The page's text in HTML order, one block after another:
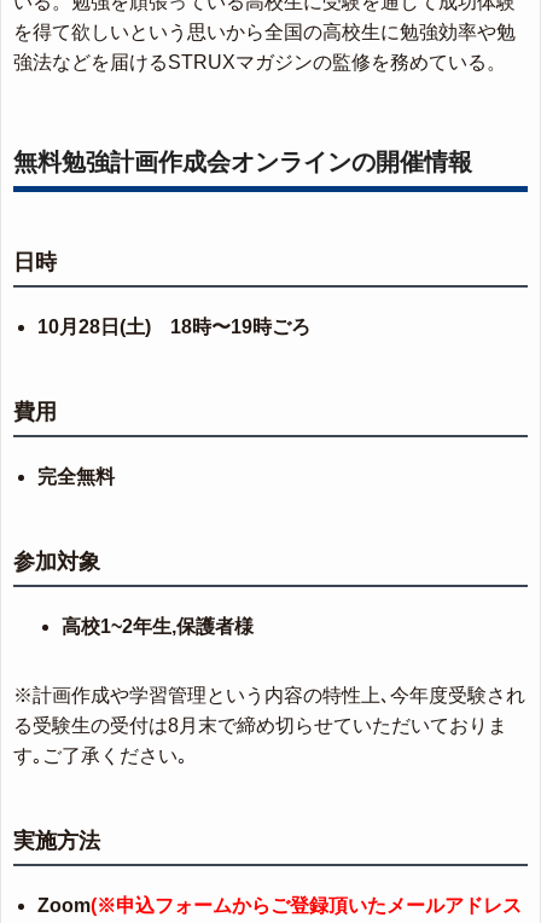
を得て欲しいという思いから全国の高校生に勉強効率や勉
強法などを届けるSTRUXマガジンの監修を務めている。
無料勉強計画作成会オンラインの開催情報
日時
10月28日(土) 18時〜19時ごろ
費用
完全無料
参加対象
高校1~2年生,保護者様
※計画作成や学習管理という内容の特性上､今年度受験され
る受験生の受付は8月末で締め切らせていただいておりま
す｡ご了承ください｡
実施方法
Zoom(※申込フォームからご登録頂いたメールアドレス